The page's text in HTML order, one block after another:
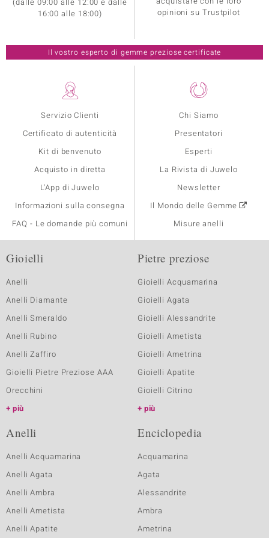
Servizio Clienti
Certificato di autenticità
Kit di benvenuto
Acquisto in diretta
L'App di Juwelo
Informazioni sulla consegna
FAQ - Le domande più comuni
Chi Siamo
Presentatori
Esperti
La Rivista di Juwelo
Newsletter
Il Mondo delle Gemme
Misure anelli
16:00 alle 18:00)
opinioni su Trustpilot
Il vostro esperto di gemme preziose certificate
Gioielli
Anelli
Anelli Diamante
Anelli Smeraldo
Anelli Rubino
Anelli Zaffiro
Gioielli Pietre Preziose AAA
Orecchini
più
Pietre preziose
Gioielli Acquamarina
Gioielli Agata
Gioielli Alessandrite
Gioielli Ametista
Gioielli Ametrina
Gioielli Apatite
Gioielli Citrino
più
Anelli
Anelli Acquamarina
Anelli Agata
Anelli Ambra
Anelli Ametista
Anelli Apatite
Enciclopedia
Acquamarina
Agata
Alessandrite
Ambra
Ametrina